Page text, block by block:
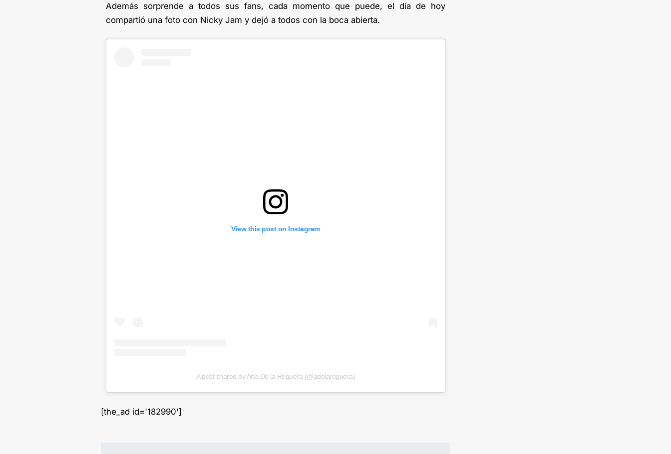
Además sorprende a todos sus fans, cada momento que puede, el día de hoy
compartió una foto con Nicky Jam y dejó a todos con la boca abierta.
View this post on Instagram
A post shared by Ana De la Reguera (@adelareguera)
[the_ad id='182990']